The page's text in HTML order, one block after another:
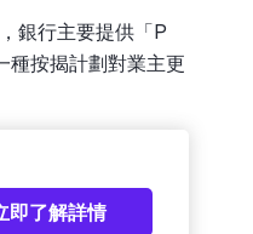
銀行主要提供「P
種按揭計劃對業主更
即了解詳情